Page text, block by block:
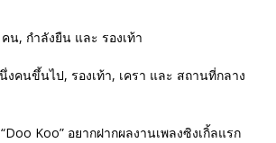
Koo” อยากฝากผลงานเพลงซิงเกิ้ลแรก